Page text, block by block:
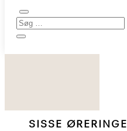
SISSE ØRERINGE